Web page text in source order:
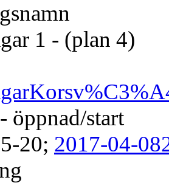
1 - (plan 4)
öppnad/start
20; 2017-04-08